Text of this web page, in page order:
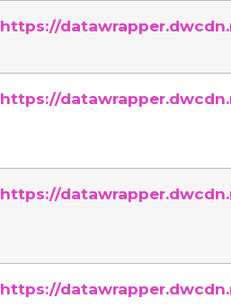
https://
https://
https://
https://